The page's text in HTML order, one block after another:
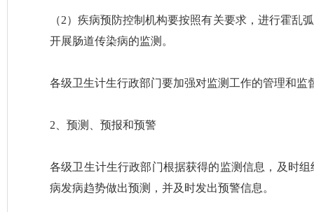
（2）疾病预防控制机构要按照有关要求，进行霍
开展肠道传染病的监测。
各级卫生计生行政部门要加强对监测工作的管理和监
2、预测、预报和预警
各级卫生计生行政部门根据获得的监测信息，及时
病发病趋势做出预测，并及时发出预警信息。